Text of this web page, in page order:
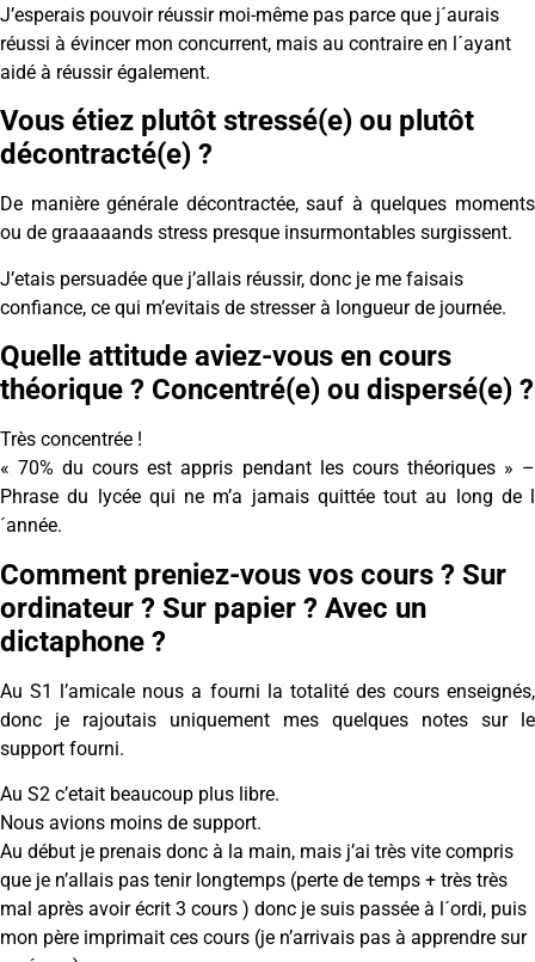
J’esperais pouvoir réussir moi-même pas parce que j´aurais
réussi à évincer mon concurrent, mais au contraire en l´ayant
aidé à réussir également.
Vous étiez plutôt stressé(e) ou plutôt
décontracté(e) ?
De manière générale décontractée, sauf à quelques moments
ou de graaaaands stress presque insurmontables surgissent.
J’etais persuadée que j’allais réussir, donc je me faisais
confiance, ce qui m’evitais de stresser à longueur de journée.
Quelle attitude aviez-vous en cours
théorique ? Concentré(e) ou dispersé(e) ?
Très concentrée !
« 70% du cours est appris pendant les cours théoriques » –
Phrase du lycée qui ne m’a jamais quittée tout au long de l
´année.
Comment preniez-vous vos cours ? Sur
ordinateur ? Sur papier ? Avec un
dictaphone ?
Au S1 l’amicale nous a fourni la totalité des cours enseignés,
donc je rajoutais uniquement mes quelques notes sur le
support fourni.
Au S2 c’etait beaucoup plus libre.
Nous avions moins de support.
Au début je prenais donc à la main, mais j’ai très vite compris
que je n’allais pas tenir longtemps (perte de temps + très très
mal après avoir écrit 3 cours ) donc je suis passée à l´ordi, puis
mon père imprimait ces cours (je n’arrivais pas à apprendre sur